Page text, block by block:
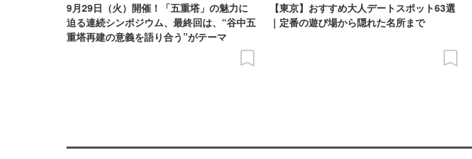
9月29日（火）開催！「五重塔」の魅力に
迫る連続シンポジウム、最終回は、“谷中五
重塔再建の意義を語り合う”がテーマ
【東京】おすすめ大人デートスポット63選
｜定番の遊び場から隠れた名所まで